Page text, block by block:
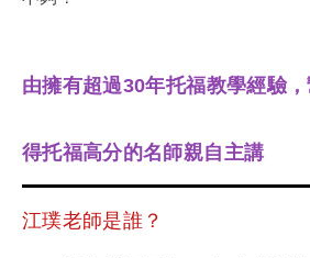
由擁有超過30年托福教學經驗
得托福高分的名師親自主講
江璞老師是誰？